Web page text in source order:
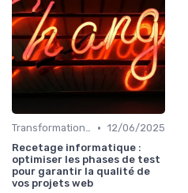
Transformation digitale des ventes • 12/06/2025
Recetage informatique :
optimiser les phases de test
pour garantir la qualité de
vos projets web